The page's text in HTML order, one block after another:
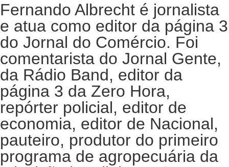
Fernando Albrecht é jornalista
e atua como editor da página 3
do Jornal do Comércio. Foi
comentarista do Jornal Gente,
da Rádio Band, editor da
página 3 da Zero Hora,
repórter policial, editor de
economia, editor de Nacional,
pauteiro, produtor do primeiro
programa de agropecuária da